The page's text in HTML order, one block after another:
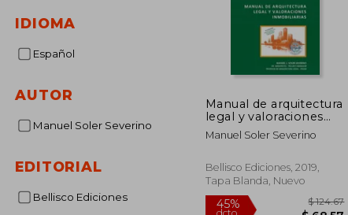
IDIOMA
Español
AUTOR
Manuel Soler Severino
EDITORIAL
Bellisco Ediciones
Manual de arquitectura
legal y valoraciones
inmobiliarias
Manuel Soler Severino
Bellisco Ediciones, 2019,
Tapa Blanda, Nuevo